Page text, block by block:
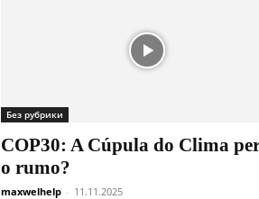
Без рубрики
COP30: A Cúpula do Clima
o rumo?
maxwelhelp - 11.11.2025